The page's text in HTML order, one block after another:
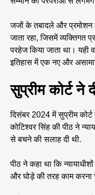
जजों के तबादले और प्रमोशन
जाता रहा, जिसमें व्यक्तिगत
परहेज किया जाता था। यही
इतिहास में एक नए और
सुप्रीम कोर्ट ने
दिसंबर 2024 में सुप्रीम
कोटिश्वर सिंह की पीठ ने
से बचने की सलाह दी थी.
पीठ ने कहा था कि
और घोड़े की तरह काम करना